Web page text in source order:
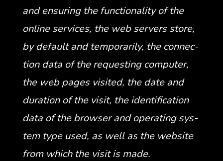
and ensur­ing the func­tion­al­i­ty of the
online ser­vices, the web servers store,
by default and tem­porar­i­ly, the con­nec­
tion data of the request­ing com­put­er,
the web pages vis­it­ed, the date and
dura­tion of the vis­it, the iden­ti­fi­ca­tion
data of the brows­er and oper­at­ing sys­
tem type used, as well as the web­site
from which the vis­it is made.